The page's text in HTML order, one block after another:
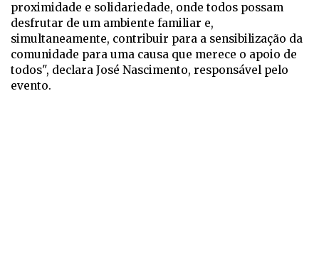
proximidade e solidariedade, onde todos possam
desfrutar de um ambiente familiar e,
simultaneamente, contribuir para a sensibilização da
comunidade para uma causa que merece o apoio de
todos", declara José Nascimento, responsável pelo
evento.